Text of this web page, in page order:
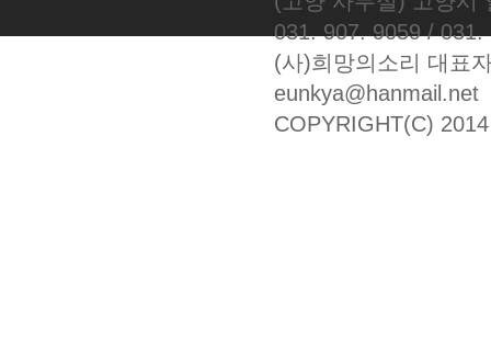
031. 907. 9059 / 031.
(사)희망의소리 대표
eunkya@hanmail.net
COPYRIGHT(C)